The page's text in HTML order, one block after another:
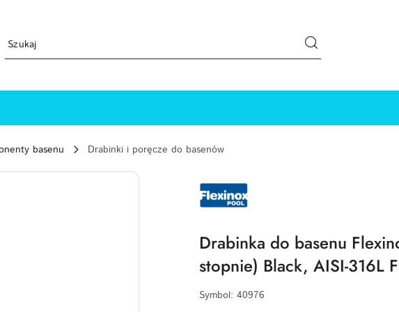
basenu
Drabinki i poręcze do basenów
MARKI
FLEXINOX
–
LUKSUSOWYCH
AKCESORIÓW
STALI
NIERDZEWNEJ
W
BASEN.CLICK
Drabinka do basenu
stopnie) Black, AISI-316L
Symbol: 40976